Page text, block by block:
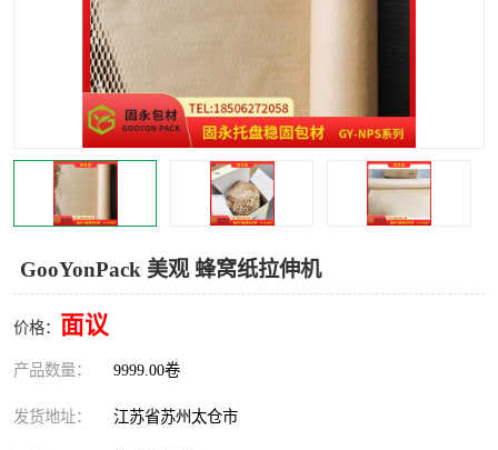
GooYonPack 美观 蜂窝纸拉伸机
价格： 面议
产品数量： 9999.00卷
发货地址： 江苏省苏州太仓市
托盘捆绑带